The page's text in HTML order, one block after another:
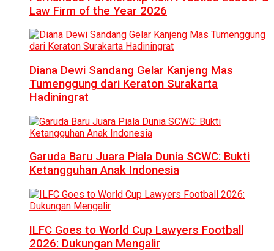
Law Firm of the Year 2026
Diana Dewi Sandang Gelar Kanjeng Mas
Tumenggung dari Keraton Surakarta
Hadiningrat
Garuda Baru Juara Piala Dunia SCWC: Bukti
Ketangguhan Anak Indonesia
ILFC Goes to World Cup Lawyers Football
2026: Dukungan Mengalir